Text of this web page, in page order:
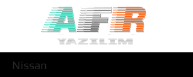
Nissan